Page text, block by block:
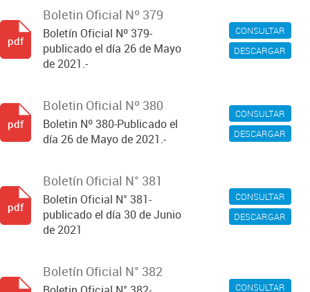
CONSULTAR
DESCARGAR
Boletin Oficial Nº 379
Boletín Oficial Nº 379-
publicado el día 26 de Mayo
de 2021.-
pdf
CONSULTAR
DESCARGAR
Boletin Oficial Nº 380
Boletin Nº 380-Publicado el
día 26 de Mayo de 2021.-
pdf
CONSULTAR
DESCARGAR
Boletín Oficial N° 381
Boletin Oficial N° 381-
publicado el día 30 de Junio
de 2021
pdf
CONSULTAR
Boletín Oficial N° 382